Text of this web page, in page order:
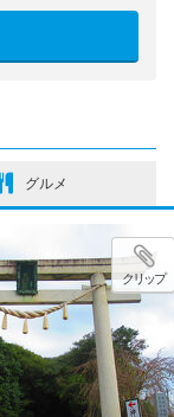
グルメ
クリップ